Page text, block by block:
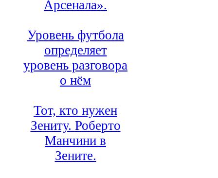
Арсенала».
Уровень футбола
определяет
уровень разговора
о нём
Тот, кто нужен
Зениту. Роберто
Манчини в
Зените.